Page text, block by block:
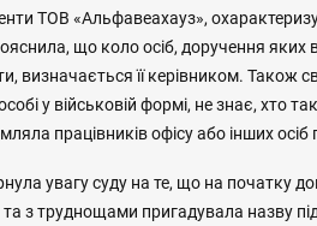
ТОВ «Альфавеахауз»,
що коло осіб, доручення
визначається її керівником. Також
у військовій формі, не знає, хто
працівників офісу або інших
увагу суду на те, що на початку
з труднощами пригадувала назву